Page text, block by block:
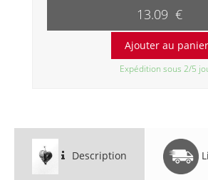
13.09 €
Expédition sous 2/5
Description